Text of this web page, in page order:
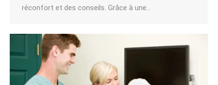
réconfort et des conseils. Grâce à une…